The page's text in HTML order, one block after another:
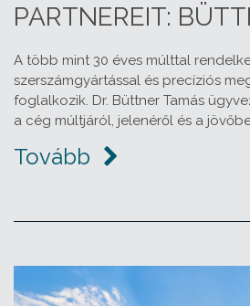
PARTNEREIT:
A több mint 30 éves múlttal
szerszámgyártással és precíziós
foglalkozik. Dr. Büttner Tamás
a cég múltjáról, jelenéről és a
Tovább